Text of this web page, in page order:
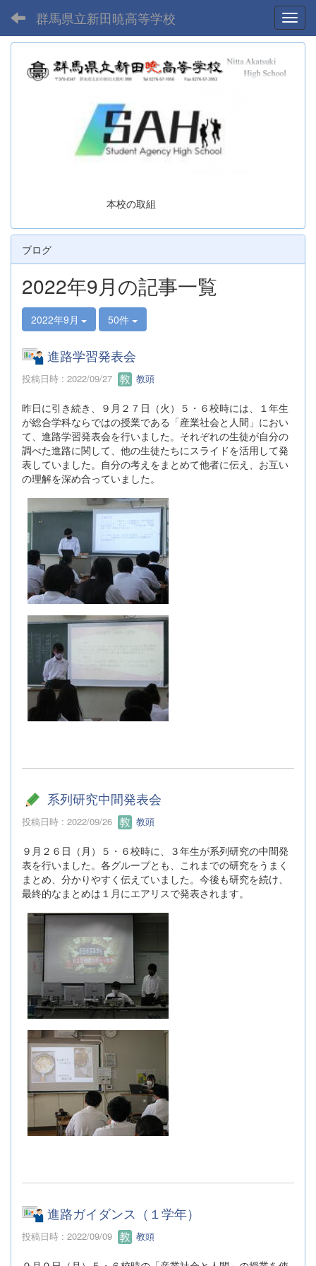
群馬県立新田暁高等学校
本校の取組
ブログ
2022年9月の記事一覧
2022年9月 50件
進路学習発表会
投稿日時 : 2022/09/27 教頭
昨日に引き続き、９月２７日（火）５・６校時には、１年生
が総合学科ならではの授業である「産業社会と人間」におい
て、進路学習発表会を行いました。それぞれの生徒が自分の
調べた進路に関して、他の生徒たちにスライドを活用して発
表していました。自分の考えをまとめて他者に伝え、お互い
の理解を深め合っていました。
系列研究中間発表会
投稿日時 : 2022/09/26 教頭
９月２６日（月）５・６校時に、３年生が系列研究の中間発
表を行いました。各グループとも、これまでの研究をうまく
まとめ、分かりやすく伝えていました。今後も研究を続け、
最終的なまとめは１月にエアリスで発表されます。
進路ガイダンス（１学年）
投稿日時 : 2022/09/09 教頭